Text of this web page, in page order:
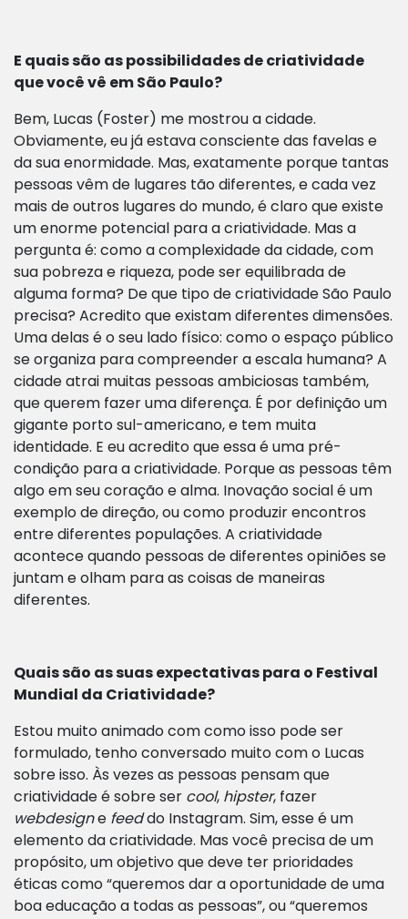
E quais são as possibilidades de criatividade
que você vê em São Paulo?
Bem, Lucas (Foster) me mostrou a cidade.
Obviamente, eu já estava consciente das favelas e
da sua enormidade. Mas, exatamente porque tantas
pessoas vêm de lugares tão diferentes, e cada vez
mais de outros lugares do mundo, é claro que existe
um enorme potencial para a criatividade. Mas a
pergunta é: como a complexidade da cidade, com
sua pobreza e riqueza, pode ser equilibrada de
alguma forma? De que tipo de criatividade São Paulo
precisa? Acredito que existam diferentes dimensões.
Uma delas é o seu lado físico: como o espaço público
se organiza para compreender a escala humana? A
cidade atrai muitas pessoas ambiciosas também,
que querem fazer uma diferença. É por definição um
gigante porto sul-americano, e tem muita
identidade. E eu acredito que essa é uma pré-
condição para a criatividade. Porque as pessoas têm
algo em seu coração e alma. Inovação social é um
exemplo de direção, ou como produzir encontros
entre diferentes populações. A criatividade
acontece quando pessoas de diferentes opiniões se
juntam e olham para as coisas de maneiras
diferentes.
Quais são as suas expectativas para o Festival
Mundial da Criatividade?
Estou muito animado com como isso pode ser
formulado, tenho conversado muito com o Lucas
sobre isso. Às vezes as pessoas pensam que
criatividade é sobre ser cool, hipster, fazer
webdesigne feeddo Instagram. Sim, esse é um
elemento da criatividade. Mas você precisa de um
propósito, um objetivo que deve ter prioridades
éticas como “queremos dar a oportunidade de uma
boa educação a todas as pessoas”, ou “queremos